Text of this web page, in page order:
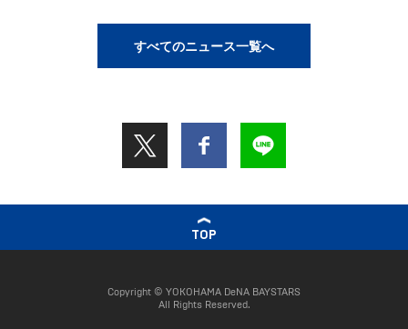
すべてのニュース一覧へ
TOP
Copyright © YOKOHAMA DeNA BAYSTARS
All Rights Reserved.